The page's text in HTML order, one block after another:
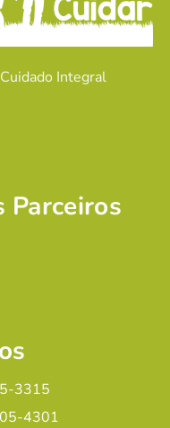
Integral
Parceiros
3315
4301